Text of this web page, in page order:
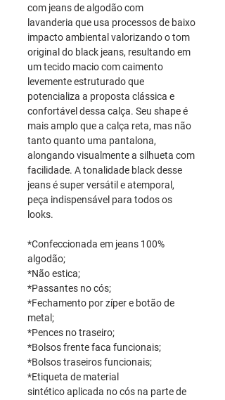
com jeans de algodão com
lavanderia que usa processos de baixo
impacto ambiental valorizando o tom
original do black jeans, resultando em
um tecido macio com caimento
levemente estruturado que
potencializa a proposta clássica e
confortável dessa calça. Seu shape é
mais amplo que a calça reta, mas não
tanto quanto uma pantalona,
alongando visualmente a silhueta com
facilidade. A tonalidade black desse
jeans é super versátil e atemporal,
peça indispensável para todos os
looks.
*Confeccionada em jeans 100%
algodão;
*Não estica;
*Passantes no cós;
*Fechamento por zíper e botão de
metal;
*Pences no traseiro;
*Bolsos frente faca funcionais;
*Bolsos traseiros funcionais;
*Etiqueta de material
sintético aplicada no cós na parte de